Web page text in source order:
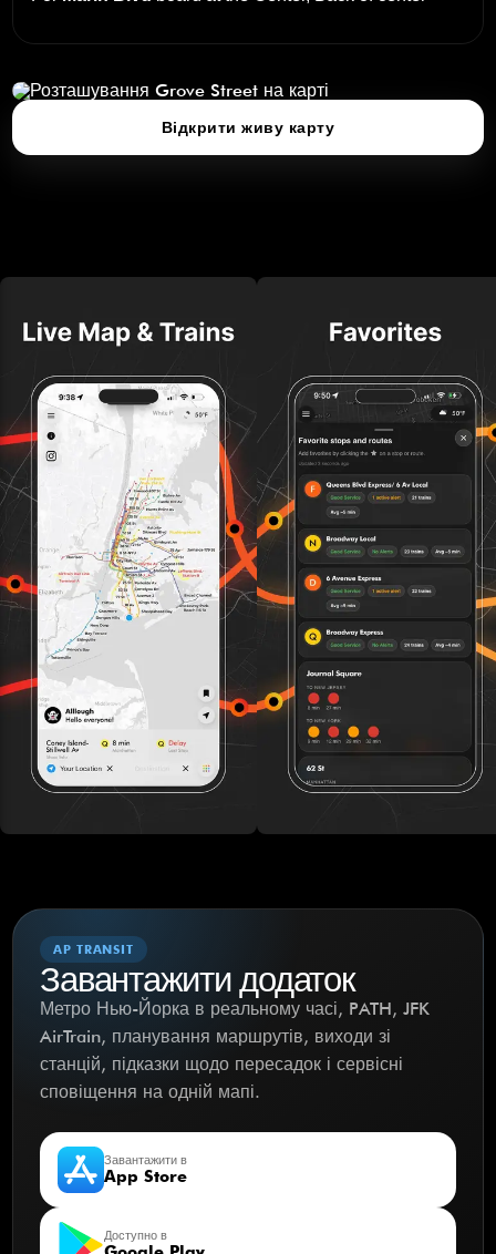
Відкрити живу карту
AP TRANSIT
Завантажити додаток
Метро Нью-Йорка в реальному часі, PATH, JFK
AirTrain, планування маршрутів, виходи зі
станцій, підказки щодо пересадок і сервісні
сповіщення на одній мапі.
Завантажити в
App Store
Доступно в